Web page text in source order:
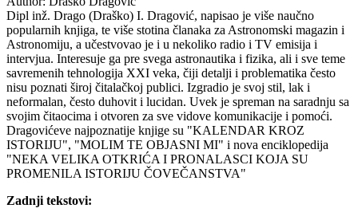
Dipl inž. Drago (Draško) I. Dragović, napisao je više naučno
popularnih knjiga, te više stotina članaka za Astronomski magazin i
Astronomiju, a učestvovao je i u nekoliko radio i TV emisija i
intervjua. Interesuje ga pre svega astronautika i fizika, ali i sve teme
savremenih tehnologija XXI veka, čiji detalji i problematika često
nisu poznati široj čitalačkoj publici. Izgradio je svoj stil, lak i
neformalan, često duhovit i lucidan. Uvek je spreman na saradnju sa
svojim čitaocima i otvoren za sve vidove komunikacije i pomoći.
Dragovićeve najpoznatije knjige su "KALENDAR KROZ
ISTORIJU", "MOLIM TE OBJASNI MI" i nova enciklopedija
"NEKA VELIKA OTKRIĆA I PRONALASCI KOJA SU
PROMENILA ISTORIJU ČOVEČANSTVA"
Zadnji tekstovi: